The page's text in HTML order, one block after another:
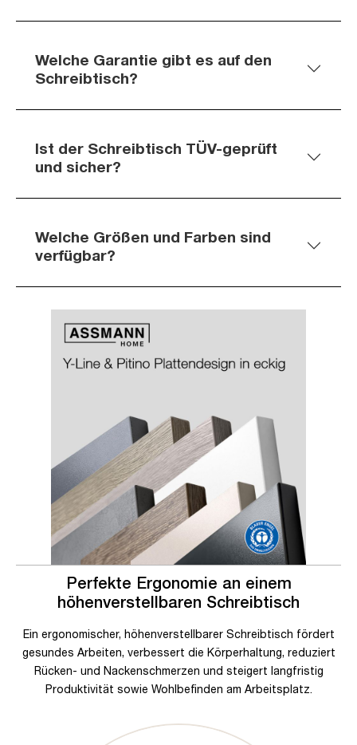
Welche Garantie gibt es auf den
Schreibtisch?
Ist der Schreibtisch TÜV-geprüft
und sicher?
Welche Größen und Farben sind
verfügbar?
Perfekte Ergonomie an einem
höhenverstellbaren Schreibtisch
Ein ergonomischer, höhenverstellbarer Schreibtisch fördert
gesundes Arbeiten, verbessert die Körperhaltung, reduziert
Rücken- und Nackenschmerzen und steigert langfristig
Produktivität sowie Wohlbefinden am Arbeitsplatz.